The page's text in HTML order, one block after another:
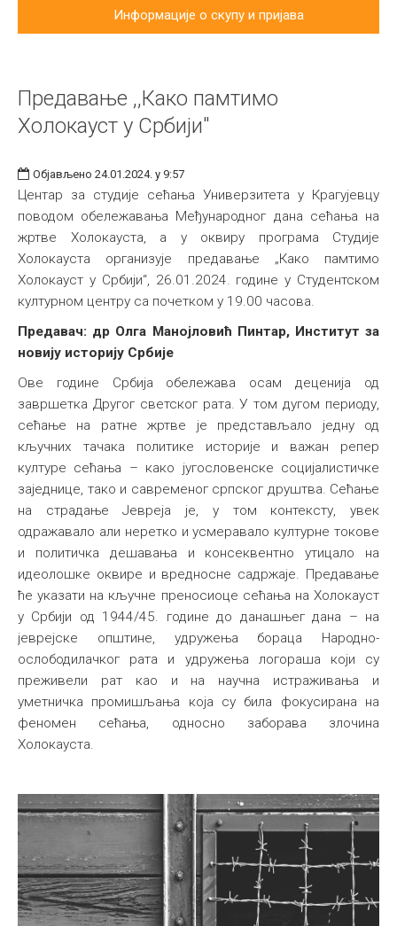
Информације о скупу и пријава
Предавање ,,Како памтимо
Холокауст у Србији"
Објављено 24.01.2024. у 9:57
Центар за студије сећања Универзитета у Крагујевцу
поводом обележавања Међународног дана сећања на
жртве Холокауста, а у оквиру програма Студије
Холокауста организује предавање „Како памтимо
Холокауст у Србији“, 26.01.2024. године у Студентском
културном центру са почетком у 19.00 часова.
Предавач: др Олга Манојловић Пинтар, Институт за
новију историју Србије
Ове године Србија обележава осам деценија од
завршетка Другог светског рата. У том дугом периоду,
сећање на ратне жртве је представљало једну од
кључних тачака политике историје и важан репер
културе сећања – како југословенске социјалистичке
заједнице, тако и савременог српског друштва. Сећање
на страдање Јевреја је, у том контексту, увек
одражавало али неретко и усмеравало културне токове
и политичка дешавања и консеквентно утицало на
идеолошке оквире и вредносне садржаје. Предавање
ће указати на кључне преносиоце сећања на Холокауст
у Србији од 1944/45. године до данашњег дана – на
јеврејске општине, удружења бораца Народно-
ослободилачког рата и удружења логораша који су
преживели рат као и на научна истраживања и
уметничка промишљања која су била фокусирана на
феномен сећања, односно заборава злочина
Холокауста.